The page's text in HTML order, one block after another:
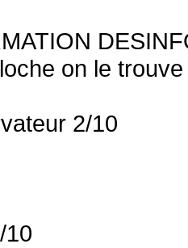
on le
2/10
10